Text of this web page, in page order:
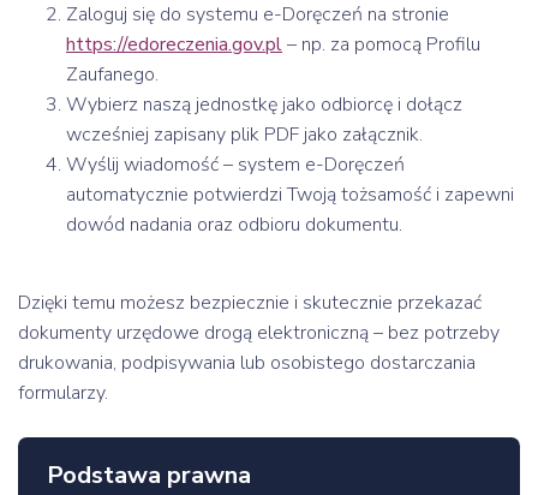
Zaloguj się do systemu e-Doręczeń na stronie
https://edoreczenia.gov.pl– np. za pomocą Profilu
Zaufanego.
Wybierz naszą jednostkę jako odbiorcę i dołącz
wcześniej zapisany plik PDF jako załącznik.
Wyślij wiadomość – system e-Doręczeń
automatycznie potwierdzi Twoją tożsamość i zapewni
dowód nadania oraz odbioru dokumentu.
Dzięki temu możesz bezpiecznie i skutecznie przekazać
dokumenty urzędowe drogą elektroniczną – bez potrzeby
drukowania, podpisywania lub osobistego dostarczania
formularzy.
Podstawa prawna